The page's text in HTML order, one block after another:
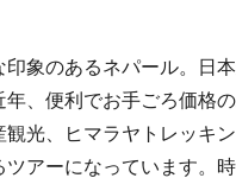
象のあるネパール。日
、便利でお手ごろ価格
光、ヒマラヤトレッキ
アーになっています。